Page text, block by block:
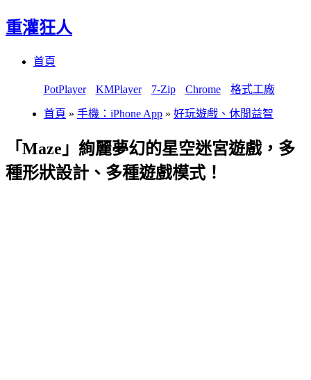
重灌狂人
首頁
PotPlayer KMPlayer 7-Zip Chrome 格式工廠
首頁 » 手機：iPhone App » 好玩遊戲、休閒益智
「Maze」絢麗夢幻的星空迷宮遊戲，多
種形狀設計、多種遊戲模式！